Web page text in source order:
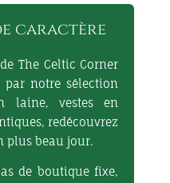
caractère
The Celtic Corner
par notre sélection
laine, vestes en
redécouvrez
plus beau jour.
de boutique fixe,